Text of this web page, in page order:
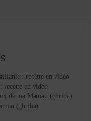
: recette en vidéo
recette en vidéo
de ma Maman (ghriba)
(ghriba)